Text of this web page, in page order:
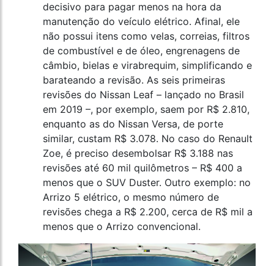
decisivo para pagar menos na hora da
manutenção do veículo elétrico. Afinal, ele
não possui itens como velas, correias, filtros
de combustível e de óleo, engrenagens de
câmbio, bielas e virabrequim, simplificando e
barateando a revisão. As seis primeiras
revisões do Nissan Leaf – lançado no Brasil
em 2019 –, por exemplo, saem por R$ 2.810,
enquanto as do Nissan Versa, de porte
similar, custam R$ 3.078. No caso do Renault
Zoe, é preciso desembolsar R$ 3.188 nas
revisões até 60 mil quilômetros – R$ 400 a
menos que o SUV Duster. Outro exemplo: no
Arrizo 5 elétrico, o mesmo número de
revisões chega a R$ 2.200, cerca de R$ mil a
menos que o Arrizo convencional.